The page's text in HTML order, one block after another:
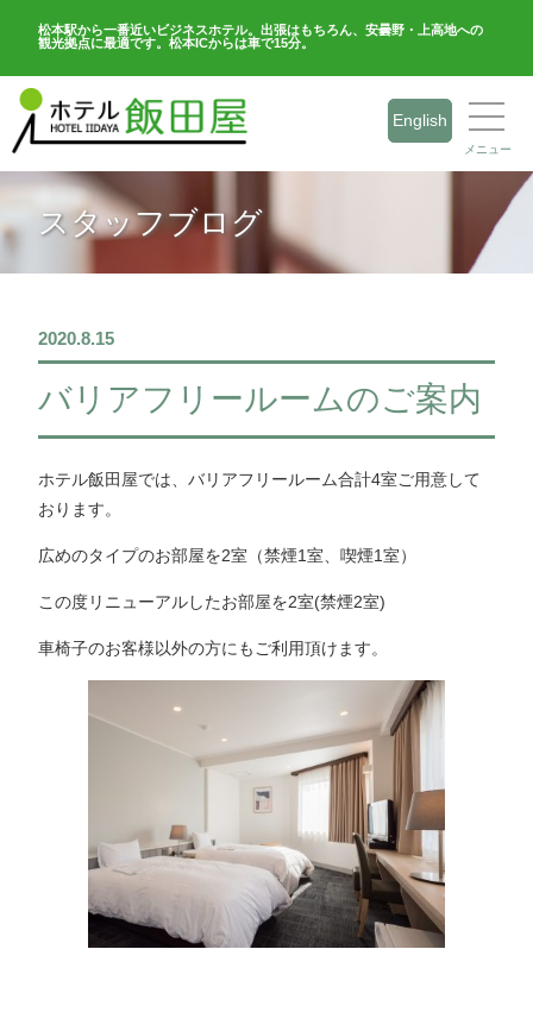
松本駅から一番近いビジネスホテル。出張はもちろん、安曇野・上高地への
観光拠点に最適です。松本ICからは車で15分。
English
メニュー
スタッフブログ
2020.8.15
バリアフリールームのご案内
ホテル飯田屋では、バリアフリールーム合計4室ご用意して
おります。
広めのタイプのお部屋を2室（禁煙1室、喫煙1室）
この度リニューアルしたお部屋を2室(禁煙2室)
車椅子のお客様以外の方にもご利用頂けます。